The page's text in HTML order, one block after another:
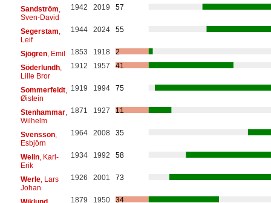
Sandström
Sven-David
1942 2019 57
Segerstam
Leif
1944 2024 55
Sjögren, Emil 1853 1918
2
Söderlundh,
Lille Bror
1912 1957 41
Sommerfeldt,
Øistein
1919 1994 75
Stenhammar,
Wilhelm
1871 1927 11
Svensson,
Esbjörn
1964 2008 35
Welin, Karl-
Erik
1934 1992 58
Werle, Lars
Johan
1926 2001 73
1879 1950 34